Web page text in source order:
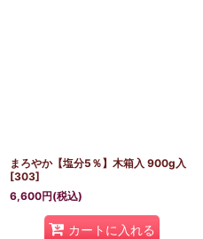
まろやか【塩分5％】木箱入 900g入
[303]
6,600円(税込)
カートに入れる